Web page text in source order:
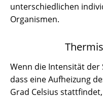
unterschiedlichen
Organismen.
Wenn die Intensität
dass eine Aufheizung
Grad Celsius